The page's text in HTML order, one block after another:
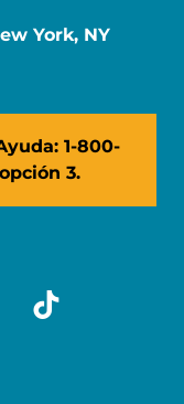
York, NY
1-800-
3.
socialtiktok